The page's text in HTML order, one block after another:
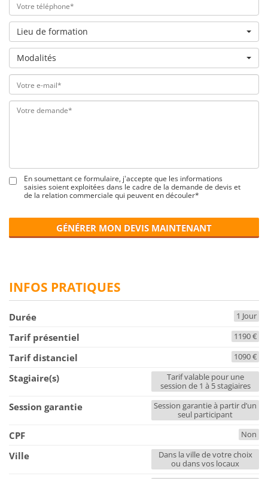
Lieu de formation
Modalités
En soumettant ce formulaire, j'accepte que les informations
saisies soient exploitées dans le cadre de la demande de devis et
de la relation commerciale qui peuvent en découler*
GÉNÉRER MON DEVIS MAINTENANT
INFOS PRATIQUES
Durée 1 Jour
Tarif présentiel 1190 €
Tarif distanciel 1090 €
Stagiaire(s)
Tarif valable pour une
session de 1 à 5 stagiaires
Session garantie
Session garantie à partir d’un
seul participant
CPF Non
Ville
Dans la ville de votre choix
ou dans vos locaux